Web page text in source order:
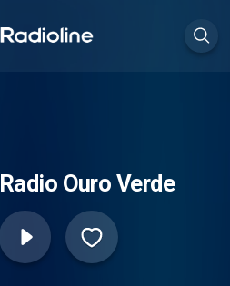
Radio Ouro Verde